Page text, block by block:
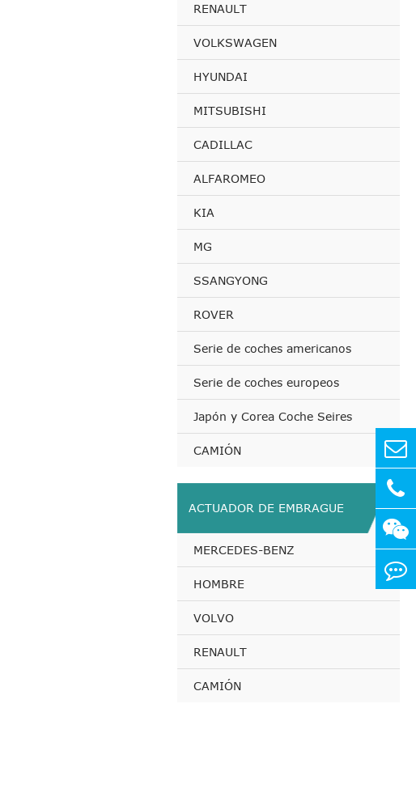
RENAULT
VOLKSWAGEN
HYUNDAI
MITSUBISHI
CADILLAC
ALFAROMEO
KIA
MG
SSANGYONG
ROVER
Serie de coches americanos
Serie de coches europeos
Japón y Corea Coche Seires
CAMIÓN
ACTUADOR DE EMBRAGUE
MERCEDES-BENZ
HOMBRE
VOLVO
RENAULT
CAMIÓN